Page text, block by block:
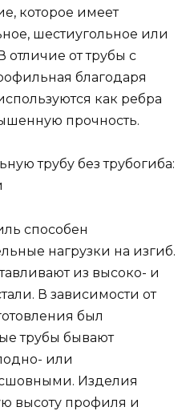
которое имеет
шестиугольное или
отличие от трубы с
благодаря
как ребра
прочность.
способен
нагрузки на изгиб.
из высоко- и
В зависимости от
был
трубы бывают
или
Изделия
высоту профиля и